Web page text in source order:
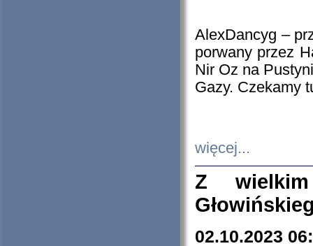
AlexDancyg –
porwany przez
Nir Oz na
Gazy. Czekamy
więcej...
Z
02.10.2023